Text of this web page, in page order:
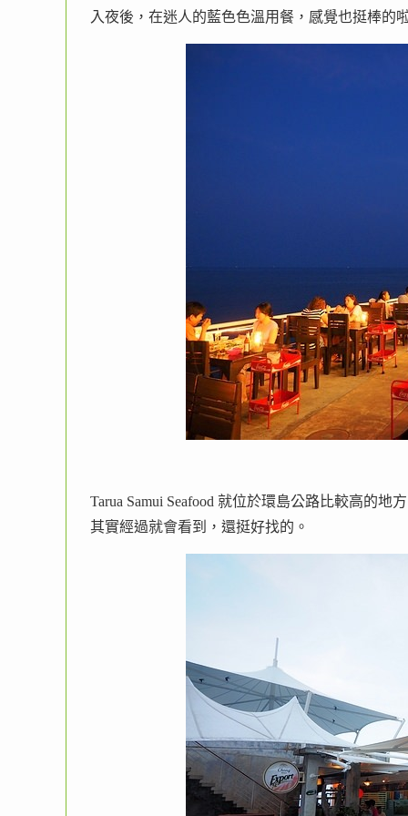
入夜後，在迷人的藍色色溫用餐，感覺也挺棒的
Tarua Samui Seafood 就位於環島公路比較高的地
其實經過就會看到，還挺好找的。